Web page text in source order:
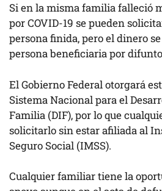
Si en la misma familia falleció
por COVID-19 se pueden
persona finida, pero el dinero
persona beneficiaria por
El Gobierno Federal otorgará
Sistema Nacional para el
Familia (DIF), por lo que
solicitarlo sin estar afiliada al
Seguro Social (IMSS).
Cualquier familiar tiene la